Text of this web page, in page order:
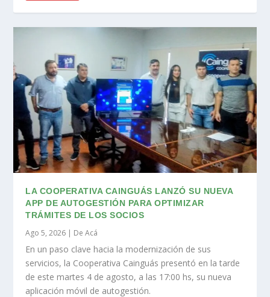
LA COOPERATIVA CAINGUÁS LANZÓ SU NUEVA
APP DE AUTOGESTIÓN PARA OPTIMIZAR
TRÁMITES DE LOS SOCIOS
Ago 5, 2026 | De Acá
En un paso clave hacia la modernización de sus
servicios, la Cooperativa Cainguás presentó en la tarde
de este martes 4 de agosto, a las 17:00 hs, su nueva
aplicación móvil de autogestión.